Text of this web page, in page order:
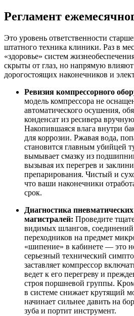
Регламент
Это уровень ответственности
штатного техника клиники. Раз в
«здоровье» систем
скрыты от глаз, но напрямую влияют
дорогостоящих наконечников и
Ревизия компрессорного
модель компрессора не
автоматического осушения,
конденсат из ресивера
Накопившаяся влага внутри
для коррозии. Ржавая вода,
становится главным убийцей
вымывает смазку из
вызывая их перегрев и
препарирования. Чистый и
что ваши наконечники
срок.
Диагностика
магистралей: Проведите
видимых шлангов,
переходников на предмет
«шипение» в кабинете — это
серьезный технический
заставляет компрессор
ведет к его перегреву и
строя поршневой группы.
в системе снижает крутящий
начинает сильнее давить на
зуба и портит инструмент.